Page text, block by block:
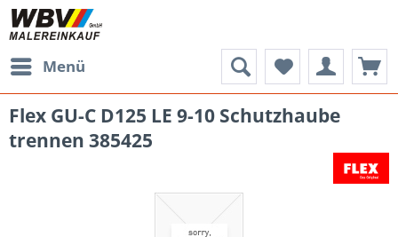
Menü
Flex GU-C D125 LE 9-10 Schutzhaube
trennen 385425